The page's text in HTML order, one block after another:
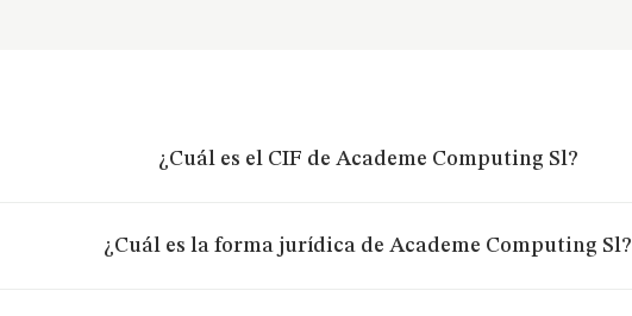
¿Cuál es el CIF de Academe Computing Sl?
¿Cuál es la forma jurídica de Academe Computing Sl?